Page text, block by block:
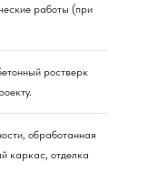
работы (при
ростверк
обработанная
каркас, отделка